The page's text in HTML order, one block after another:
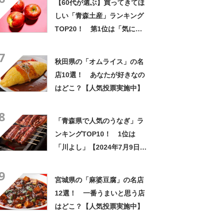
【60代が選ぶ】買ってきてほ
しい「青森土産」ランキング
TOP20！ 第1位は「気にな
秋田県の「オムライス」の名
店10選！ あなたが好きなの
はどこ？【人気投票実施中】
「青森県で人気のうなぎ」ラ
ンキングTOP10！ 1位は
「川よし」【2024年7月9日時
宮城県の「麻婆豆腐」の名店
12選！ 一番うまいと思う店
はどこ？【人気投票実施中】